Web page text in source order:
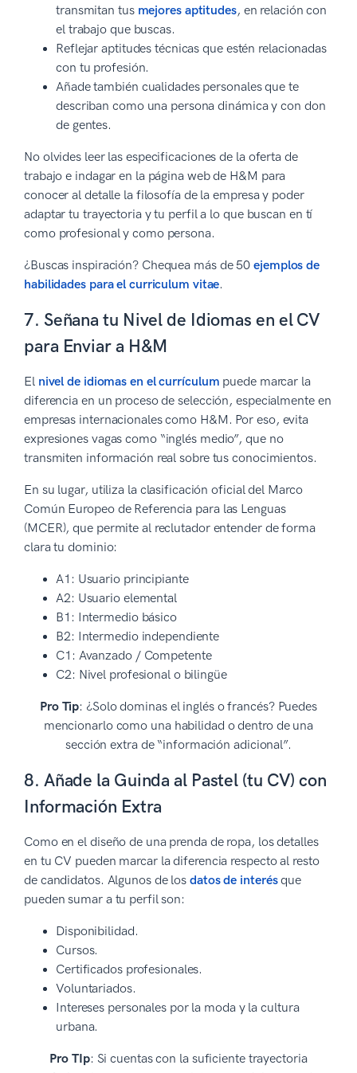
transmitan tus mejores aptitudes, en relación con
el trabajo que buscas.
Reflejar aptitudes técnicas que estén relacionadas
con tu profesión.
Añade también cualidades personales que te
describan como una persona dinámica y con don
de gentes.
No olvides leer las especificaciones de la oferta de
trabajo e indagar en la página web de H&M para
conocer al detalle la filosofía de la empresa y poder
adaptar tu trayectoria y tu perfil a lo que buscan en tí
como profesional y como persona.
¿Buscas inspiración? Chequea más de 50ejemplos de
habilidades para el curriculum vitae.
7. Señana tu Nivel de Idiomas en el CV
para Enviar a H&M
El nivel de idiomas en el currículum puede marcar la
diferencia en un proceso de selección, especialmente en
empresas internacionales como H&M. Por eso, evita
expresiones vagas como “inglés medio”, que no
transmiten información real sobre tus conocimientos.
En su lugar, utiliza la clasificación oficial del Marco
Común Europeo de Referencia para las Lenguas
(MCER), que permite al reclutador entender de forma
clara tu dominio:
A1: Usuario principiante
A2: Usuario elemental
B1: Intermedio básico
B2: Intermedio independiente
C1: Avanzado / Competente
C2: Nivel profesional o bilingüe
Pro Tip: ¿Solo dominas el inglés o francés? Puedes
mencionarlo como una habilidad o dentro de una
sección extra de “información adicional”.
8. Añade la Guinda al Pastel (tu CV) con
Información Extra
Como en el diseño de una prenda de ropa, los detalles
en tu CV pueden marcar la diferencia respecto al resto
de candidatos. Algunos de los datos de interésque
pueden sumar a tu perfil son:
Disponibilidad.
Cursos.
Certificados profesionales.
Voluntariados.
Intereses personales por la moda y la cultura
urbana.
Pro TIp: Si cuentas con la suficiente trayectoria